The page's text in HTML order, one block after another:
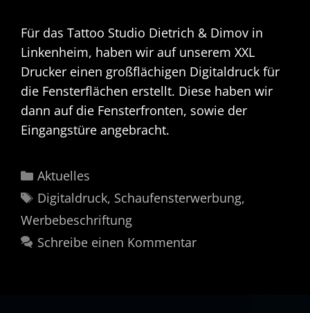
Für das Tattoo Studio Dietrich & Dimov in
Linkenheim, haben wir auf unserem XXL
Drucker einen großflächigen Digitaldruck für
die Fensterflächen erstellt. Diese haben wir
dann auf die Fensterfronten, sowie der
Eingangstüre angebracht.
Kategorien
Aktuelles
Schlagwörter
Digitaldruck, Schaufensterwerbung,
Werbebeschriftung
Schreibe einen Kommentar